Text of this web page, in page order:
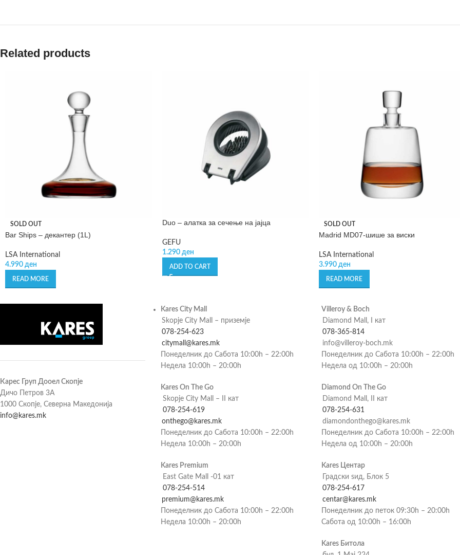
Related products
SOLD OUT
Bar Ships – декантер (1L)
LSA International
4.990 ден
READ MORE
Duo – алатка за сечење на јајца
GEFU
1.290 ден
ADD TO CART
SOLD OUT
Madrid MD07-шише за виски
LSA International
3.990 ден
READ MORE
Карес Груп Дооел Скопје
Дичо Петров 3А
1000 Скопје, Северна Македонија
info@kares.mk
Kares City Mall
Skopje City Mall – приземје
078-254-623
citymall@kares.mk
Понеделник до Сабота 10:00h – 22:00h
Недела 10:00h – 20:00h
Kares On The Go
Skopje City Mall – II кат
078-254-619
onthego@kares.mk
Понеделник до Сабота 10:00h – 22:00h
Недела 10:00h – 20:00h
Kares Premium
East Gate Mall -01 кат
078-254-514
premium@kares.mk
Понеделник до Сабота 10:00h – 22:00h
Недела 10:00h – 20:00h
Villeroy & Boch
Diamond Mall, I кат
078-365-814
info@villeroy-boch.mk
Понеделник до Сабота 10:00h – 22:00h
Недела од 10:00h – 20:00h
Diamond On The Go
Diamond Mall, II кат
078-254-631
diamondonthego@kares.mk
Понеделник до Сабота 10:00h – 22:00h
Недела од 10:00h – 20:00h
Kares Центар
Градски ѕид, Блок 5
078-254-617
centar@kares.mk
Понеделник до петок 09:30h – 20:00h
Сабота од 10:00h – 16:00h
Kares Битола